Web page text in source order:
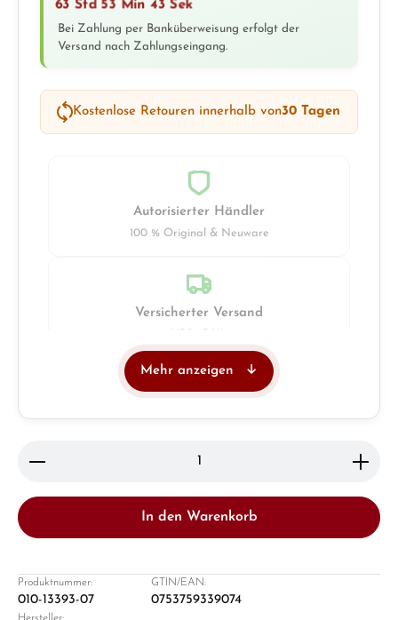
63 Std 53 Min 42 Sek
Bei Zahlung per Banküberweisung erfolgt der
Versand nach Zahlungseingang.
Kostenlose Retouren innerhalb von30 Tagen
Autorisierter Händler
100 % Original & Neuware
Versicherter Versand
Mehr anzeigen
Produkt Anzahl: Gib den gewünschten Wert ein
In den Warenkorb
Produktnummer:
010-13393-07
GTIN/EAN:
0753759339074